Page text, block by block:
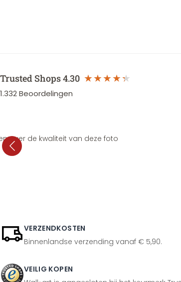
Trusted Shops4.30
1.332Beoordelingen
over de kwaliteit van deze foto
VERZENDKOSTEN
Binnenlandse verzending vanaf € 5,90.
VEILIG KOPEN